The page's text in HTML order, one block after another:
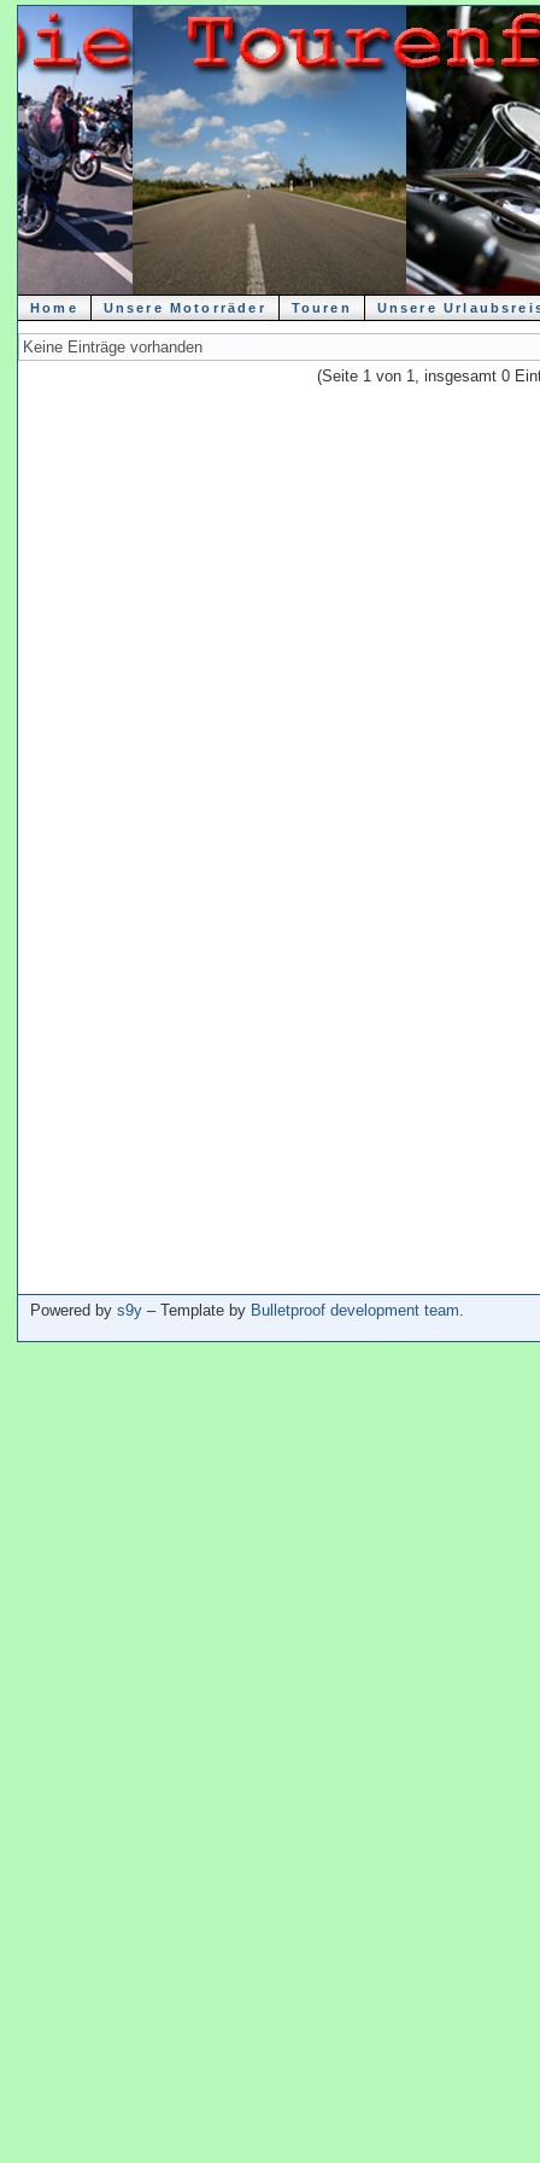
Home Unsere Motorräder Touren Unsere
Keine Einträge vorhanden
(Seite 1 von 1, insgesamt 0
Powered by s9y – Template by Bulletproof development team.